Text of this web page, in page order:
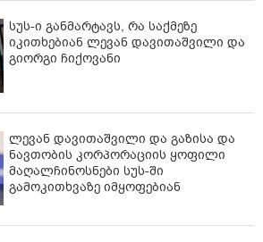
სუს-ი განმარტავს, რა საქმეზე
იკითხებიან ლევან დავითაშვილი და
გიორგი ჩიქოვანი
ლევან დავითაშვილი და გაზისა და
ნავთობის კორპორაციის ყოფილი
მაღალჩინოსნები სუს-ში
გამოკითხვაზე იმყოფებიან